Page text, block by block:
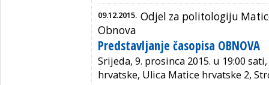
09.12.2015. Odjel za politologiju
Obnova
Predstavljanje časopisa OBNOVA
Srijeda, 9. prosinca 2015. u 19:00
hrvatske, Ulica Matice hrvatske 2,